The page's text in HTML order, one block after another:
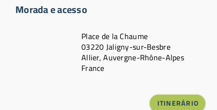
Morada e acesso
Place de la Chaume
03220 Jaligny-sur-Besbre
Allier, Auvergne-Rhône-Alpes
France
ITINERÁRIO